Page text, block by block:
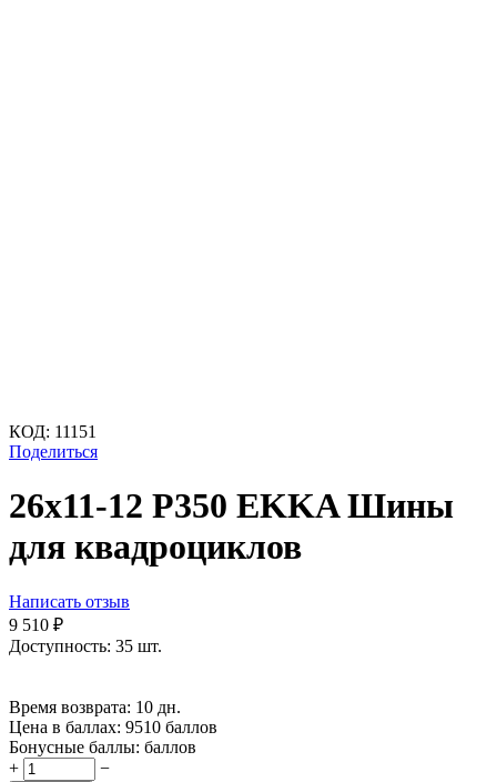
КОД: 11151
Поделиться
26х11-12 P350 EKKA Шины
для квадроциклов
Написать отзыв
9 510 ₽
Доступность: 35 шт.
Время возврата: 10 дн.
Цена в баллах: 9510 баллов
Бонусные баллы: баллов
+
−